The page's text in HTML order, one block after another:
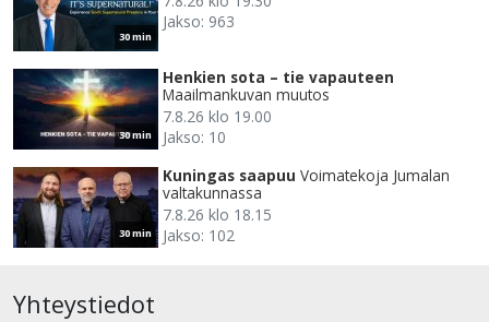
30 min
Jakso: 963
30 min
Henkien sota – tie vapauteen
Maailmankuvan muutos
7.8.26 klo 19.00
Jakso: 10
30 min
Kuningas saapuu Voimatekoja Jumalan
valtakunnassa
7.8.26 klo 18.15
Jakso: 102
Yhteystiedot